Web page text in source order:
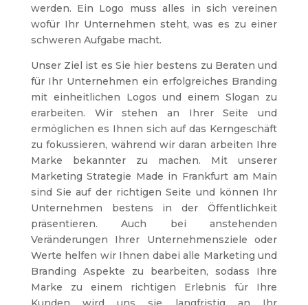
werden. Ein Logo muss alles in sich vereinen
wofür Ihr Unternehmen steht, was es zu einer
schweren Aufgabe macht.
Unser Ziel ist es Sie hier bestens zu Beraten und
für Ihr Unternehmen ein erfolgreiches Branding
mit einheitlichen Logos und einem Slogan zu
erarbeiten. Wir stehen an Ihrer Seite und
ermöglichen es Ihnen sich auf das Kerngeschäft
zu fokussieren, während wir daran arbeiten Ihre
Marke bekannter zu machen. Mit unserer
Marketing Strategie Made in Frankfurt am Main
sind Sie auf der richtigen Seite und können Ihr
Unternehmen bestens in der Öffentlichkeit
präsentieren. Auch bei anstehenden
Veränderungen Ihrer Unternehmensziele oder
Werte helfen wir Ihnen dabei alle Marketing und
Branding Aspekte zu bearbeiten, sodass Ihre
Marke zu einem richtigen Erlebnis für Ihre